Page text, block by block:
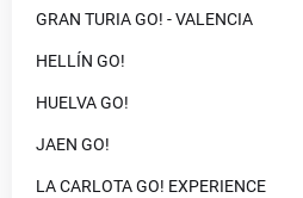
GRAN TURIA GO! - VALENCIA
HELLÍN GO!
HUELVA GO!
JAEN GO!
LA CARLOTA GO! EXPERIENCE